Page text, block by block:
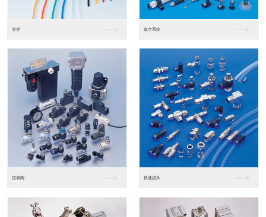
进口松下PLC2 进口松下PLC
东莞松下PLC 松下人机界面GT07